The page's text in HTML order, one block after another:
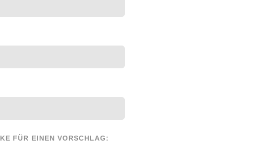
FÜR EINEN VORSCHLAG: